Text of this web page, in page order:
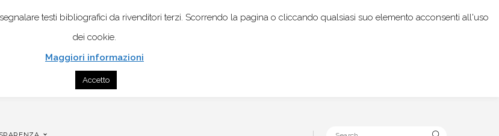
testi bibliografici da rivenditori terzi. Scorrendo la pagina o cliccando qualsiasi suo elemento acconsenti all'uso
dei cookie.
Maggiori informazioni
Accetto